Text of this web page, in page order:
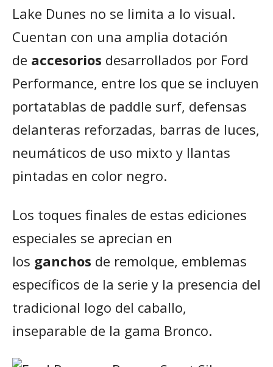
Lake Dunes no se limita a lo visual.
Cuentan con una amplia dotación
de accesorios desarrollados por Ford
Performance, entre los que se incluyen
portatablas de paddle surf, defensas
delanteras reforzadas, barras de luces,
neumáticos de uso mixto y llantas
pintadas en color negro.
Los toques finales de estas ediciones
especiales se aprecian en
los ganchos de remolque, emblemas
específicos de la serie y la presencia del
tradicional logo del caballo,
inseparable de la gama Bronco.